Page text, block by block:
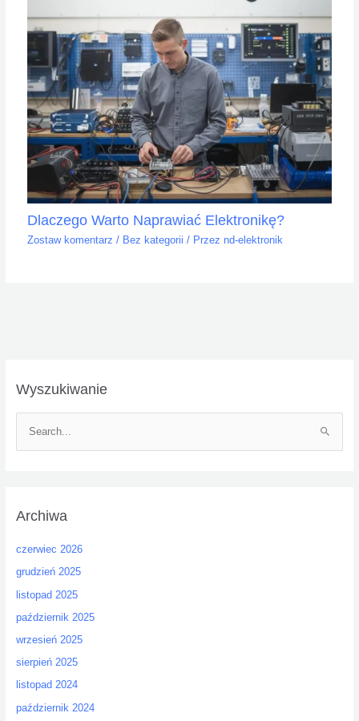
Dlaczego Warto Naprawiać Elektronikę?
Zostaw komentarz / Bez kategorii / Przez nd-elektronik
Wyszukiwanie
z
a
d
l
a
:
Archiwa
czerwiec 2026
grudzień 2025
listopad 2025
październik 2025
wrzesień 2025
sierpień 2025
listopad 2024
październik 2024